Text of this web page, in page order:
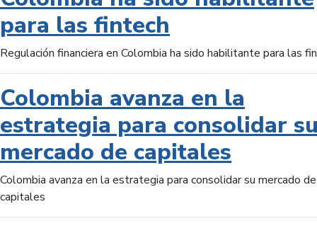
para las fintech
Regulación financiera en Colombia ha sido habilitante para las
Colombia avanza en la
estrategia para consolidar
mercado de capitales
Colombia avanza en la estrategia para consolidar su mercado de
capitales